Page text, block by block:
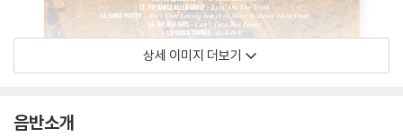
상세 이미지 더보기
음반소개